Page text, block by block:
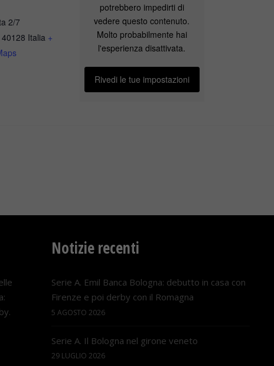
2/7
40128 Italia +
potrebbero impedirti di
vedere questo contenuto.
Molto probabilmente hai
l'esperienza disattivata.
Rivedi le tue impostazioni
Notizie recenti
Serie A. Emil Banca Bologna: debutto in casa con
Firenze e poi derby con il Romagna
5 AGOSTO 2026
Serie A. Il Bologna nel girone veneto
29 LUGLIO 2026